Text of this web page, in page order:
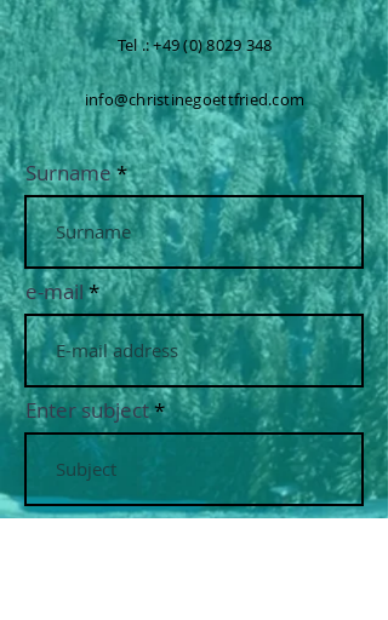
Tel .:+49 (0) 8029 348
info@christinegoettfried.com
Surname
e-mail
Enter subject